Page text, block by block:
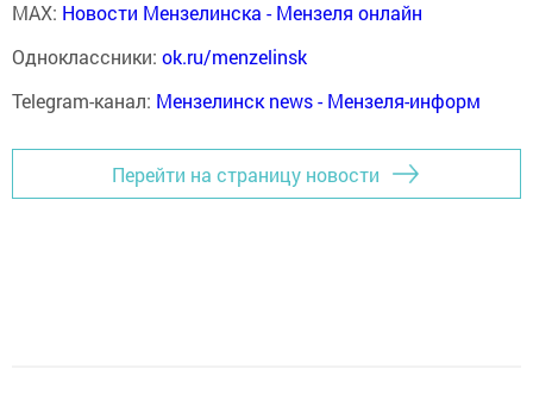
MAX: Новости Мензелинска - Мензеля онлайн
Одноклассники: ok.ru/menzelinsk
Telegram-канал: Мензелинск news - Мензеля-информ
Перейти на страницу новости